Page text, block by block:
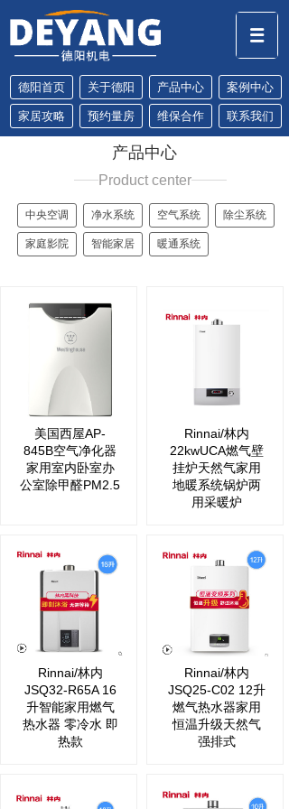
德阳首页 关于德阳 产品中心 案例中心
家居攻略 预约量房 维保合作 联系我们
产品中心
Product center
中央空调 净水系统 空气系统 除尘系统
家庭影院 智能家居 暖通系统
美国西屋AP-
845B空气净化器
家用室内卧室办
公室除甲醛PM2.5
Rinnai/林内
22kwUCA燃气壁
挂炉天然气家用
地暖系统锅炉两
用采暖炉
Rinnai/林内
JSQ32-R65A 16
升智能家用燃气
热水器 零冷水 即
热款
Rinnai/林内
JSQ25-C02 12升
燃气热水器家用
恒温升级天然气
强排式